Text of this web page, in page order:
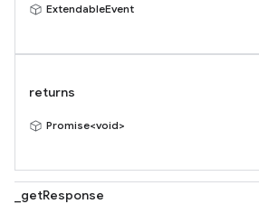
ExtendableEvent
returns
Promise<void>
_getResponse